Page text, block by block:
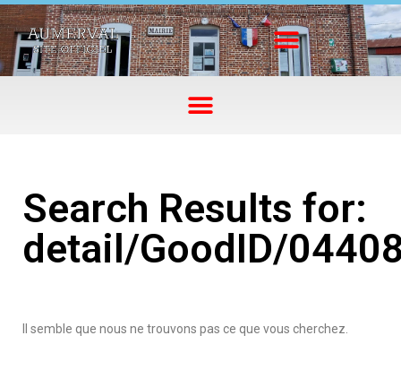
Search Results for:
detail/GoodID/
Il semble que nous ne trouvons pas ce que vous cherchez.